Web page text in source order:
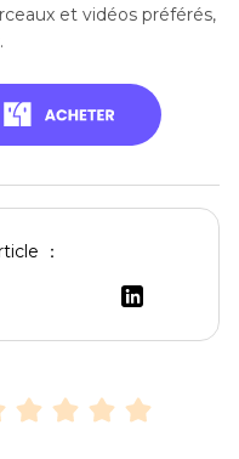
et vidéos préférés,
：